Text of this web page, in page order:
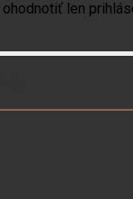
len